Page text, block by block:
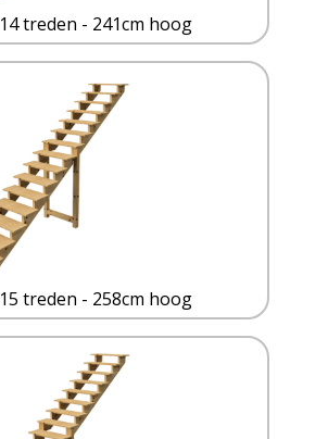
14 treden - 241cm hoog
15 treden - 258cm hoog